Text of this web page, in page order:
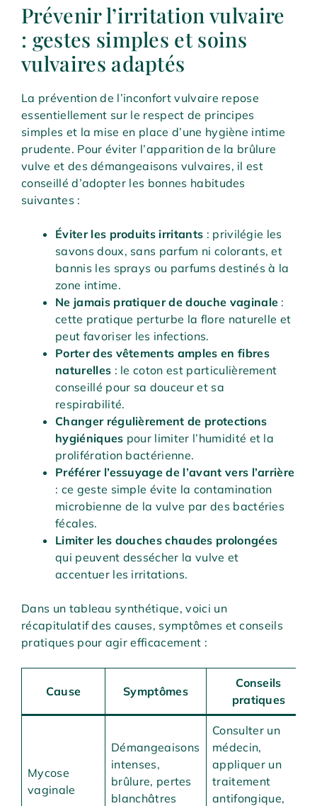
Prévenir l’irritation vulvaire
: gestes simples et soins
vulvaires adaptés
La prévention de l’inconfort vulvaire repose
essentiellement sur le respect de principes
simples et la mise en place d’une hygiène intime
prudente. Pour éviter l’apparition de la brûlure
vulve et des démangeaisons vulvaires, il est
conseillé d’adopter les bonnes habitudes
suivantes :
Éviter les produits irritants : privilégie les
savons doux, sans parfum ni colorants, et
bannis les sprays ou parfums destinés à la
zone intime.
Ne jamais pratiquer de douche vaginale :
cette pratique perturbe la flore naturelle et
peut favoriser les infections.
Porter des vêtements amples en fibres
naturelles : le coton est particulièrement
conseillé pour sa douceur et sa
respirabilité.
Changer régulièrement de protections
hygiéniques pour limiter l’humidité et la
prolifération bactérienne.
Préférer l’essuyage de l’avant vers l’arrière
: ce geste simple évite la contamination
microbienne de la vulve par des bactéries
fécales.
Limiter les douches chaudes prolongées
qui peuvent dessécher la vulve et
accentuer les irritations.
Dans un tableau synthétique, voici un
récapitulatif des causes, symptômes et conseils
pratiques pour agir efficacement :
Cause Symptômes
Conseils
pratiques
Mycose
vaginale
Démangeaisons
intenses,
brûlure, pertes
blanchâtres
Consulter un
médecin,
appliquer un
traitement
antifongique,